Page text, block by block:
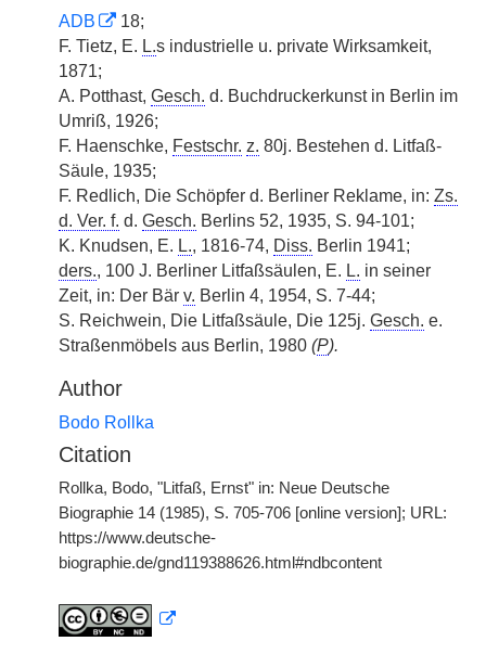
ADB
18;
F. Tietz, E. L.s industrielle u. private Wirksamkeit,
1871;
A. Potthast, Gesch. d. Buchdruckerkunst in Berlin im
Umriß, 1926;
F. Haenschke, Festschr. z. 80j. Bestehen d. Litfaß-
Säule, 1935;
F. Redlich, Die Schöpfer d. Berliner Reklame, in: Zs.
d. Ver. f. d. Gesch. Berlins 52, 1935, S. 94-101;
K. Knudsen, E. L., 1816-74, Diss. Berlin 1941;
ders., 100 J. Berliner Litfaßsäulen, E. L. in seiner
Zeit, in: Der Bär v. Berlin 4, 1954, S. 7-44;
S. Reichwein, Die Litfaßsäule, Die 125j. Gesch. e.
Straßenmöbels aus Berlin, 1980 (P).
Author
Bodo Rollka
Citation
Rollka, Bodo, "Litfaß, Ernst" in: Neue Deutsche
Biographie 14 (1985), S. 705-706 [online version]; URL:
https://www.deutsche-
biographie.de/gnd119388626.html#ndbcontent